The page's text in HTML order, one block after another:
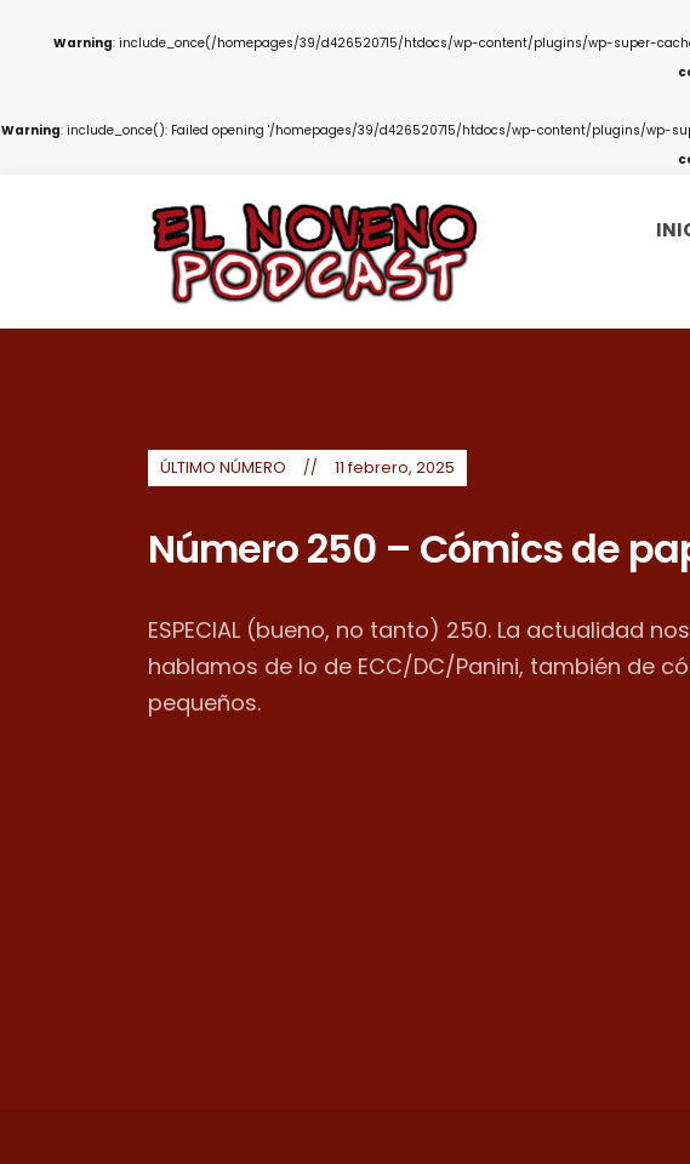
Warning: include_once(/homepages/39/d426520715/htdocs/wp-content/plugins/wp-super-
Warning: include_once(): Failed opening '/homepages/39/d426520715/htdocs/wp-content/plugins/wp-
ÚLTIMO NÚMERO 11 febrero, 2025
Número 250 – Cómics de
ESPECIAL (bueno, no tanto) 250. La actualidad
hablamos de lo de ECC/DC/Panini, también de
pequeños.